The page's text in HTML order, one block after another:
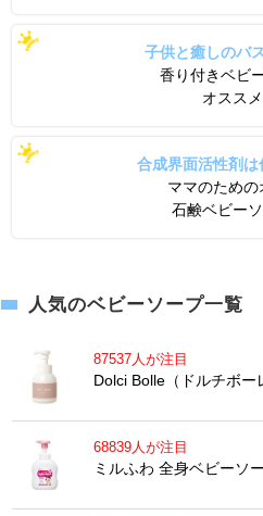
子供と癒しのバ
香り付きベビ
オスス
合成界面活性剤
ママのための
石鹸ベビー
人気のベビーソープ一覧
87537人が注目
Dolci Bolle（ドルチボー
68839人が注目
ミルふわ 全身ベビーソ